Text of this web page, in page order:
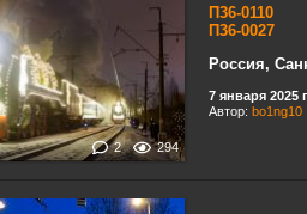
2 294
П36-0110
П36-0027
Россия,
7 января 2025
Автор: bo1ng10